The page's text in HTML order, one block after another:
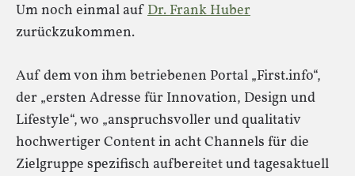
Um noch einmal aufDr. Frank Huber
zurückzukommen.
Auf dem von ihm betriebenen Portal „First.info“,
der „ersten Adresse für Innovation, Design und
Lifestyle“, wo „anspruchsvoller und qualitativ
hochwertiger Content in acht Channels für die
Zielgruppe spezifisch aufbereitet und tagesaktuell